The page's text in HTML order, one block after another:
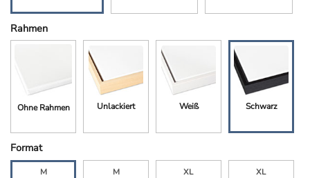
Rahmen
Ohne Rahmen Unlackiert Weiß Schwarz
Format
M
M
XL
XL